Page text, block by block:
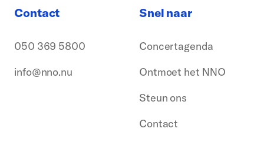
Contact
050 369 5800
info@nno.nu
Snel naar
Concertagenda
Ontmoet het NNO
Steun ons
Contact